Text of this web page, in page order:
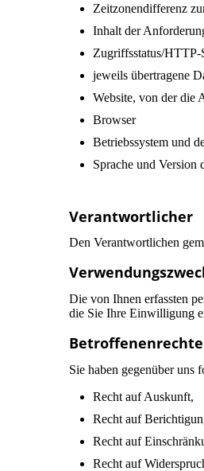
Zeitzonendifferenz
Inhalt der
Zugriffsstatus/HTTP-
jeweils übertragene
Website, von der die
Browser
Betriebssystem und
Sprache und Version
Verantwortlicher
Den Verantwortlichen
Die von Ihnen erfassten
die Sie Ihre Einwilligung
Betroffenenrechte
Sie haben gegenüber uns
Recht auf Auskunft,
Recht auf
Recht auf
Recht auf